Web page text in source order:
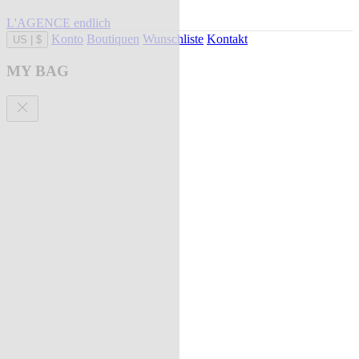
L'AGENCE endlich
US $ Konto Boutiquen Wunschliste Kontakt
MY BAG